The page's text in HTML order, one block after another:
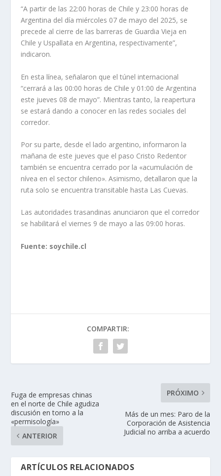
“A partir de las 22:00 horas de Chile y 23:00 horas de
Argentina del día miércoles 07 de mayo del 2025, se
precede al cierre de las barreras de Guardia Vieja en
Chile y Uspallata en Argentina, respectivamente”,
indicaron.
En esta línea, señalaron que el túnel internacional
“cerrará a las 00:00 horas de Chile y 01:00 de Argentina
este jueves 08 de mayo”. Mientras tanto, la reapertura
se estará dando a conocer en las redes sociales del
corredor.
Por su parte, desde el lado argentino, informaron la
mañana de este jueves que el paso Cristo Redentor
también se encuentra cerrado por la «acumulación de
nívea en el sector chileno». Asimismo, detallaron que la
ruta solo se encuentra transitable hasta Las Cuevas.
Las autoridades trasandinas anunciaron que el corredor
se habilitará el viernes 9 de mayo a las 09:00 horas.
Fuente: soychile.cl
COMPARTIR:
Fuga de empresas chinas
en el norte de Chile agudiza
discusión en torno a la
«permisología»
ANTERIOR
PRÓXIMO
Más de un mes: Paro de la
Corporación de Asistencia
Judicial no arriba a acuerdo
ARTÍCULOS RELACIONADOS